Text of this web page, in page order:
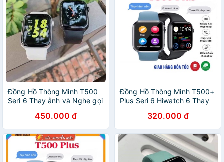
Đồng Hồ Thông Minh T500
Seri 6 Thay ảnh và Nghe gọi
450.000 đ
Đồng Hồ Thông Minh T500+
Plus Seri 6 Hiwatch 6 Thay
bluetooth 5.0 44mm Pin
Trâu
320.000 đ